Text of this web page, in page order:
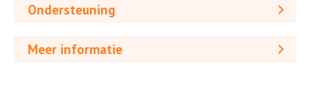
Ondersteuning
Meer informatie